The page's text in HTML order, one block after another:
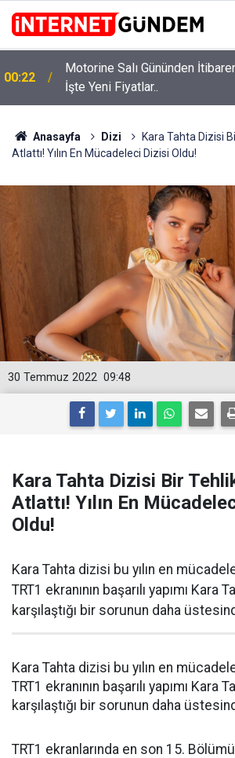
00:22
Motorine Salı Gününden
İşte Yeni Fiyatlar..
Anasayfa Dizi
Kara Tahta Dizisi
Atlattı! Yılın En Mücadeleci Dizisi Oldu!
09:48
30 Temmuz 2022
Kara Tahta Dizisi Bir
Atlattı! Yılın En
Oldu!
Kara Tahta dizisi bu yılın en
TRT1 ekranının başarılı yapımı Kara
karşılaştığı bir sorunun daha
Kara Tahta dizisi bu yılın en
TRT1 ekranının başarılı yapımı Kara
karşılaştığı bir sorunun daha
TRT1 ekranlarında en son 15.